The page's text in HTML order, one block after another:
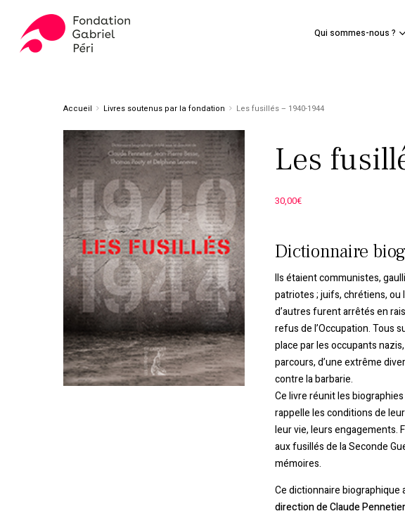
main
Qui sommes-nous ?
Accueil Livres soutenus par la fondation Les fusillés – 1940-1944
Les
30,00€
Dictionnaire
Ils étaient communistes,
patriotes ; juifs, chrétiens,
d’autres furent arrêtés en
refus de l’Occupation. Tous
place par les occupants
parcours, d’une extrême
contre la barbarie.
Ce livre réunit les
rappelle les conditions de
leur vie, leurs engagements.
aux fusillés de la Seconde
mémoires.
Ce dictionnaire biographique
direction de Claude Pennetier